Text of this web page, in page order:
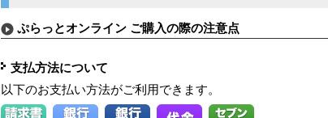
ぷらっとオンライン ご購入の際の注意点
支払方法について
以下のお支払い方法がご利用できます。